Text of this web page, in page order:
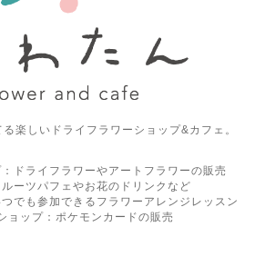
楽しいドライフラワーショップ&カフェ。
ドライフラワーやアートフラワーの販売
ーツパフェやお花のドリンクなど
でも参加できるフラワーアレンジレッスン
ョップ：ポケモンカードの販売